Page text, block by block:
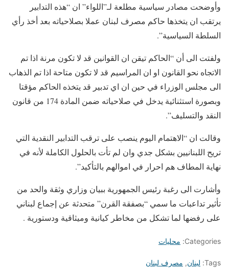
وأوضحت مصادر سياسية مطلعة لـ”اللواء” ان “هذه التدابير
يرتقب ان يتخذها حاكم مصرف لبنان عملا بصلاحياته بعد أخذ رأي
السلطة السياسية”.
ولفتت الى أن “الحاكم تيقن ان القوانين قد لا تكون مرنة اذا تم
الاتجاه نحو القانون او ان المراسيم قد لا تكون متاحة اذا تم الذهاب
الى مجلس الوزراء في حين ان اي تدبير قد يتخذه الحاكم مؤقتا
وبصورة استثنائية يدخل في صلاحياته ضمن المادة 174 من قانون
النقد والتسليف”.
وقالت ان “الاهتمام اليوم ينصب على ترقب التدابير النقدية التي
تريح اللبنانيين بشكل جدي وان لم تأت بالحلول الكاملة لأنه في
نهاية المطاف هم احرار في اموالهم بالتأكيد”.
وأشارت الى رغبة رئيس الجمهورية ببيان وزاري وثقة والحد من
تأثير تداعبات ما سمي “بصفقة القرن” متحدثة عن إجماع لبناني
على رفضها لما تشكل من مخاطر كيانية وميثاقية ودستورية .
Categories: محليات
Tags: لبنان, مصرف لبنان